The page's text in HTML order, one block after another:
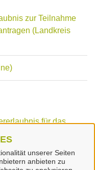
unserer Seiten
anbieten zu
zur Teilnahme
(Landkreis
für das